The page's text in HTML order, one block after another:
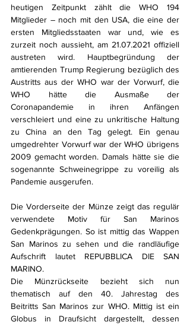
heutigen Zeitpunkt zählt die WHO 194
Mitglieder – noch mit den USA, die eine der
ersten Mitgliedsstaaten war und, wie es
zurzeit noch aussieht, am 21.07.2021 offiziell
austreten wird. Hauptbegründung der
amtierenden Trump Regierung bezüglich des
Austritts aus der WHO war der Vorwurf, die
WHO hätte die Ausmaße der
Coronapandemie in ihren Anfängen
verschleiert und eine zu unkritische Haltung
zu China an den Tag gelegt. Ein genau
umgedrehter Vorwurf war der WHO übrigens
2009 gemacht worden. Damals hätte sie die
sogenannte Schweinegrippe zu voreilig als
Pandemie ausgerufen.
Die Vorderseite der Münze zeigt das regulär
verwendete Motiv für San Marinos
Gedenkprägungen. So ist mittig das Wappen
San Marinos zu sehen und die randläufige
Aufschrift lautet REPUBBLICA DIE SAN
MARINO.
Die Münzrückseite bezieht sich nun
thematisch auf den 40. Jahrestag des
Beitritts San Marinos zur WHO. Mittig ist ein
Globus in Draufsicht dargestellt, dessen